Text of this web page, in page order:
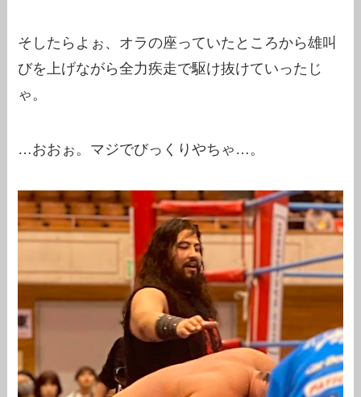
そしたらよぉ、オラの座っていたところから雄叫
びを上げながら全力疾走で駆け抜けていったじ
ゃ。
…おおぉ。マジでびっくりやちゃ…。